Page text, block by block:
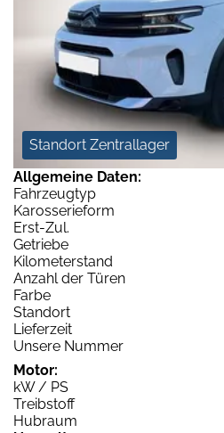
Standort Zentrallager
Allgemeine Daten:
Fahrzeugtyp
Karosserieform
Erst-Zul.
Getriebe
Kilometerstand
Anzahl der Türen
Farbe
Standort
Lieferzeit
Unsere Nummer
Motor:
kW / PS
Treibstoff
Hubraum